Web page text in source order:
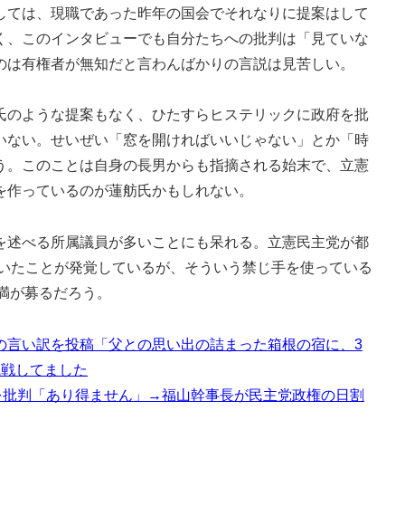
は、現職であった昨年の国会でそれなりに提案はして
このインタビューでも自分たちへの批判は「見ていな
有権者が無知だと言わんばかりの言説は見苦しい。
ような提案もなく、ひたすらヒステリックに政府を批
い。せいぜい「窓を開ければいいじゃない」とか「時
このことは自身の長男からも指摘される始末で、立憲
っているのが蓮舫氏かもしれない。
べる所属議員が多いことにも呆れる。立憲民主党が都
ことが発覚しているが、そういう禁じ手を使っている
募るだろう。
い訳を投稿「父との思い出の詰まった箱根の宿に、3
してました
判「あり得ません」→福山幹事長が民主党政権の日割